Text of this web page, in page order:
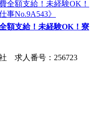
額支給！未経験OK！寮
求人番号：256723